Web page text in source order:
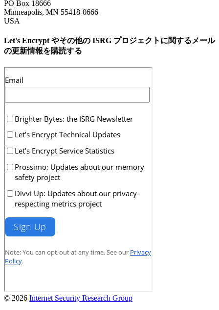
PO Box 18666
Minneapolis, MN 55418-0666
USA
Let's Encrypt やその他の ISRG プロジェクトに関するメール
の更新情報を購読する
© 2026 Internet Security Research Group